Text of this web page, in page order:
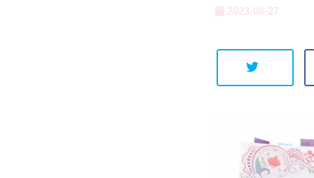
2023-06-27